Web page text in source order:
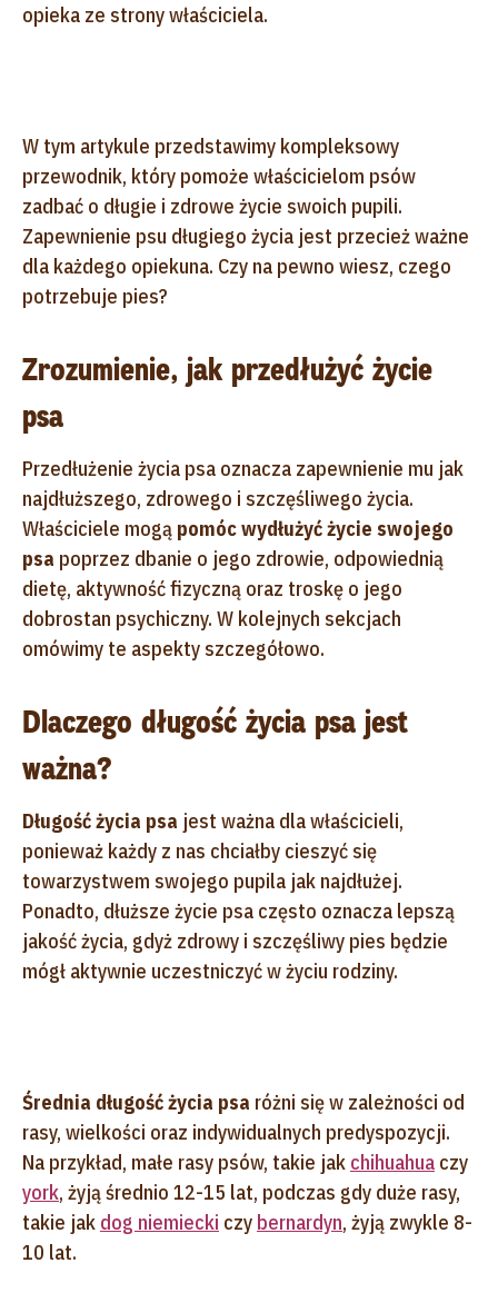
opieka ze strony właściciela.
W tym artykule przedstawimy kompleksowy
przewodnik, który pomoże właścicielom psów
zadbać o długie i zdrowe życie swoich pupili.
Zapewnienie psu długiego życia jest przecież ważne
dla każdego opiekuna. Czy na pewno wiesz, czego
potrzebuje pies?
Zrozumienie, jak przedłużyć życie
psa
Przedłużenie życia psa oznacza zapewnienie mu jak
najdłuższego, zdrowego i szczęśliwego życia.
Właściciele mogą pomóc wydłużyć życie swojego
psa poprzez dbanie o jego zdrowie, odpowiednią
dietę, aktywność fizyczną oraz troskę o jego
dobrostan psychiczny. W kolejnych sekcjach
omówimy te aspekty szczegółowo.
Dlaczego długość życia psa jest
ważna?
Długość życia psa jest ważna dla właścicieli,
ponieważ każdy z nas chciałby cieszyć się
towarzystwem swojego pupila jak najdłużej.
Ponadto, dłuższe życie psa często oznacza lepszą
jakość życia, gdyż zdrowy i szczęśliwy pies będzie
mógł aktywnie uczestniczyć w życiu rodziny.
Średnia długość życia psa różni się w zależności od
rasy, wielkości oraz indywidualnych predyspozycji.
Na przykład, małe rasy psów, takie jak chihuahua czy
york, żyją średnio 12-15 lat, podczas gdy duże rasy,
takie jak dog niemiecki czy bernardyn, żyją zwykle 8-
10 lat.